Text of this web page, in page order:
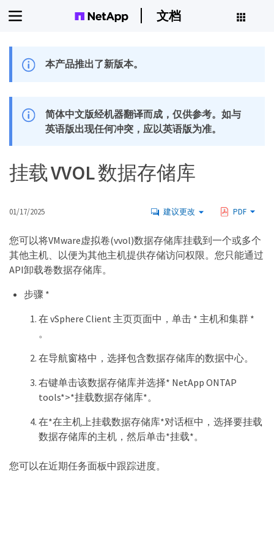
文档
本产品推出了新版本。
简体中文版经机器翻译而成，仅供参考。如与
英语版出现任何冲突，应以英语版为准。
挂载 VVOL 数据存储库
01/17/2025 建议更改 PDF
您可以将VMware虚拟卷(vvol)数据存储库挂载到一个或多个
其他主机、以便为其他主机提供存储访问权限。您只能通过
API卸载卷数据存储库。
步骤 *
在 vSphere Client 主页页面中，单击 * 主机和集群 *
。
在导航窗格中，选择包含数据存储库的数据中心。
右键单击该数据存储库并选择* NetApp ONTAP
tools*>*挂载数据存储库*。
在*在主机上挂载数据存储库*对话框中，选择要挂载
数据存储库的主机，然后单击*挂载*。
您可以在近期任务面板中跟踪进度。